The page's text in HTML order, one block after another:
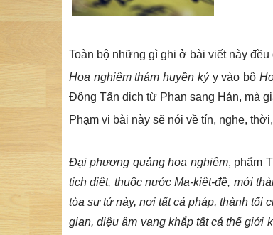
Toàn bộ những gì ghi ở bài viết này
Hoa nghiêm thám huyền kýy vào bộ
Đông Tấn dịch từ Phạn sang Hán, mà
Phạm vi bài này sẽ nói về tín, nghe,
Đại phương quảng hoa nghiêm, phẩm
tịch diệt, thuộc nước Ma-kiệt-đề, mới
tòa sư tử này, nơi tất cả pháp, thành tối
gian, diệu âm vang khắp tất cả thế giới